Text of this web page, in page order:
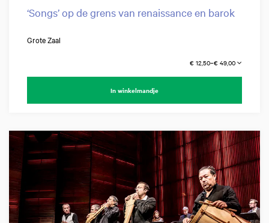
‘Songs’ op de grens van renaissance en barok
Grote Zaal
€ 12,50–€ 49,00
In winkelmandje